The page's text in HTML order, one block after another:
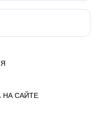
НА САЙТЕ